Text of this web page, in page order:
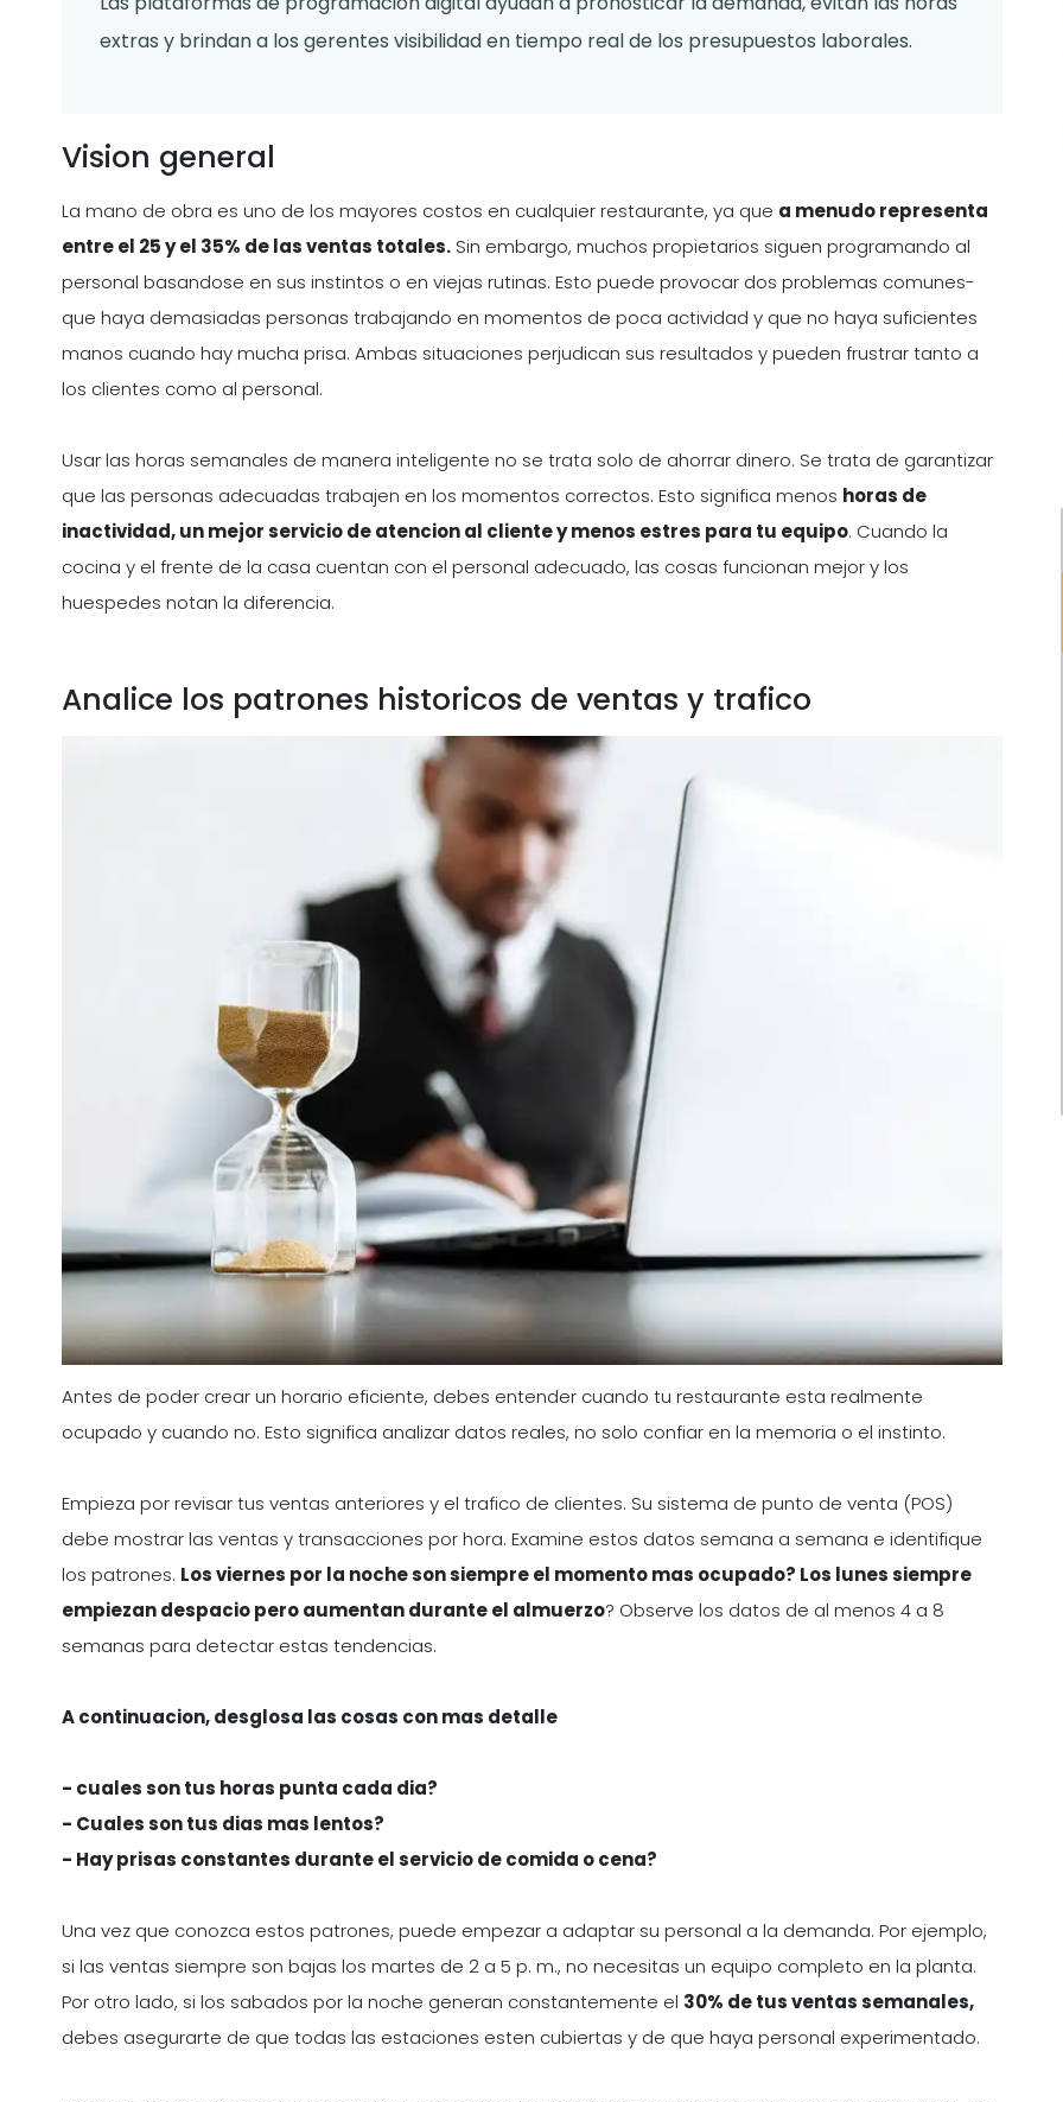
extras y brindan a los gerentes visibilidad en tiempo real de los presupuestos laborales.
Vision general
La mano de obra es uno de los mayores costos en cualquier restaurante, ya que a menudo representa
entre el 25 y el 35% de las ventas totales. Sin embargo, muchos propietarios siguen programando al
personal basandose en sus instintos o en viejas rutinas. Esto puede provocar dos problemas comunes-
que haya demasiadas personas trabajando en momentos de poca actividad y que no haya suficientes
manos cuando hay mucha prisa. Ambas situaciones perjudican sus resultados y pueden frustrar tanto a
los clientes como al personal.
Usar las horas semanales de manera inteligente no se trata solo de ahorrar dinero. Se trata de garantizar
que las personas adecuadas trabajen en los momentos correctos. Esto significa menos horas de
inactividad, un mejor servicio de atencion al cliente y menos estres para tu equipo. Cuando la
cocina y el frente de la casa cuentan con el personal adecuado, las cosas funcionan mejor y los
huespedes notan la diferencia.
Analice los patrones historicos de ventas y trafico
Antes de poder crear un horario eficiente, debes entender cuando tu restaurante esta realmente
ocupado y cuando no. Esto significa analizar datos reales, no solo confiar en la memoria o el instinto.
Empieza por revisar tus ventas anteriores y el trafico de clientes. Su sistema de punto de venta (POS)
debe mostrar las ventas y transacciones por hora. Examine estos datos semana a semana e identifique
los patrones. Los viernes por la noche son siempre el momento mas ocupado? Los lunes siempre
empiezan despacio pero aumentan durante el almuerzo? Observe los datos de al menos 4 a 8
semanas para detectar estas tendencias.
A continuacion, desglosa las cosas con mas detalle
- cuales son tus horas punta cada dia?
- Cuales son tus dias mas lentos?
- Hay prisas constantes durante el servicio de comida o cena?
Una vez que conozca estos patrones, puede empezar a adaptar su personal a la demanda. Por ejemplo,
si las ventas siempre son bajas los martes de 2 a 5 p. m., no necesitas un equipo completo en la planta.
Por otro lado, si los sabados por la noche generan constantemente el 30% de tus ventas semanales,
debes asegurarte de que todas las estaciones esten cubiertas y de que haya personal experimentado.